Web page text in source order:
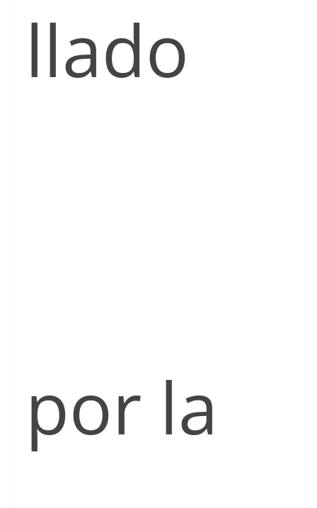
llado
por la